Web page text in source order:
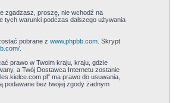
zgadzasz, proszę, nie wchodź na
tych warunki podczas dalszego używania
pobrane z www.phpbb.com. Skrypt
.
prawo w Twoim kraju, kraju, gdzie
a Twój Dostawca Internetu zostanie
ma prawo do usuwania,
podawane bez twojej zgody żadnym